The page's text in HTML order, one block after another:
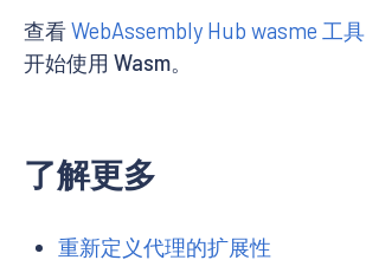
查看WebAssembly Hub wasme 工具
开始使用 Wasm。
了解更多
重新定义代理的扩展性